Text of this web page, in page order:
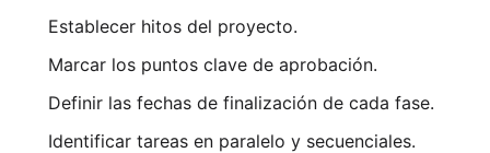
Establecer hitos del proyecto.
Marcar los puntos clave de aprobación.
Definir las fechas de finalización de cada fase.
Identificar tareas en paralelo y secuenciales.